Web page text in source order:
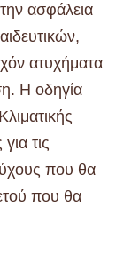
ασφάλεια
ατυχήματα
Η οδηγία
τις
που θα
που θα